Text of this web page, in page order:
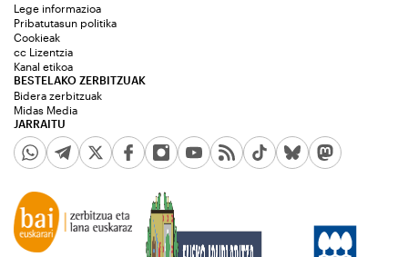
JARRAITU
Lege informazioa
Pribatutasun politika
Cookieak
cc Lizentzia
Kanal etikoa
BESTELAKO ZERBITZUAK
Bidera zerbitzuak
Midas Media